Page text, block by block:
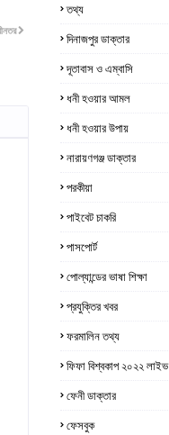
তথ্য
দিনাজপুর ডাক্তার
দূতাবাস ও এম্বাসি
ধনী হওয়ার আমল
ধনী হওয়ার উপায়
নারায়ণগঞ্জ ডাক্তার
পরকীয়া
পাইবেট চাকরি
পাসপোর্ট
পোল্যান্ডের ভাষা শিক্ষা
প্রযুক্তির খবর
ফরমালিন তথ্য
ফিফা বিশ্বকাপ ২০২২ লাইভ
ফেনী ডাক্তার
ফেসবুক